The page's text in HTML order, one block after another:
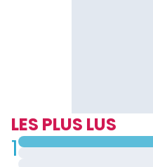
LES PLUS LUS
1